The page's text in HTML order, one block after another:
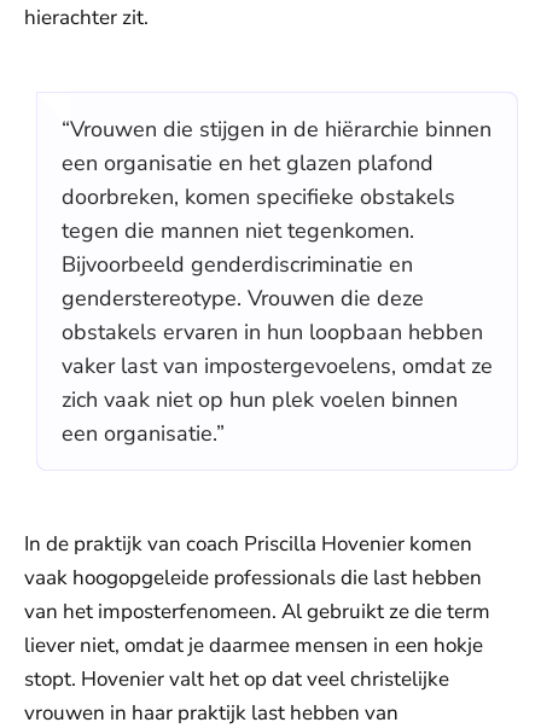
hierachter zit.
“Vrouwen die stijgen in de hiërarchie binnen
een organisatie en het glazen plafond
doorbreken, komen specifieke obstakels
tegen die mannen niet tegenkomen.
Bijvoorbeeld genderdiscriminatie en
genderstereotype. Vrouwen die deze
obstakels ervaren in hun loopbaan hebben
vaker last van impostergevoelens, omdat ze
zich vaak niet op hun plek voelen binnen
een organisatie.”
In de praktijk van coach Priscilla Hovenier komen
vaak hoogopgeleide professionals die last hebben
van het imposterfenomeen. Al gebruikt ze die term
liever niet, omdat je daarmee mensen in een hokje
stopt. Hovenier valt het op dat veel christelijke
vrouwen in haar praktijk last hebben van